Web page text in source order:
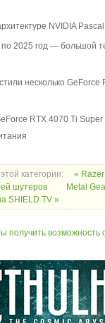
NVIDIA Pascal
по 2025 год — большой
несколько GeForce
RTX 4070 Ti Super
категории:
«
шутеров
Metal
SHIELD TV »
получить возможность